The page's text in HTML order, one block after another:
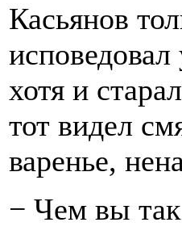
Касьянов
хотя и
тот видел
варенье,
− Чем вы